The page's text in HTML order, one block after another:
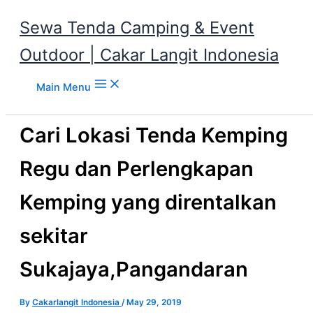
Sewa Tenda Camping & Event
Outdoor | Cakar Langit Indonesia
Main Menu
Cari Lokasi Tenda Kemping
Regu dan Perlengkapan
Kemping yang direntalkan
sekitar
Sukajaya,Pangandaran
By Cakarlangit Indonesia / May 29, 2019